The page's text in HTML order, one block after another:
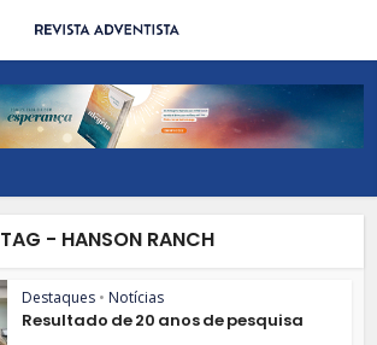
TAG - HANSON RANCH
Destaques • Notícias
Resultado de 20 anos de pesquisa